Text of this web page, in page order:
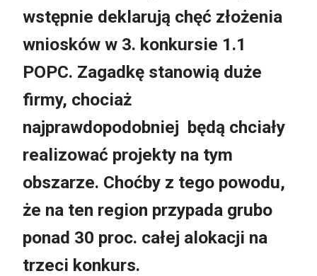
wstępnie deklarują chęć złożenia
wniosków w 3. konkursie 1.1
POPC. Zagadkę stanowią duże
firmy, chociaż
najprawdopodobniej będą chciały
realizować projekty na tym
obszarze. Choćby z tego powodu,
że na ten region przypada grubo
ponad 30 proc. całej alokacji na
trzeci konkurs.